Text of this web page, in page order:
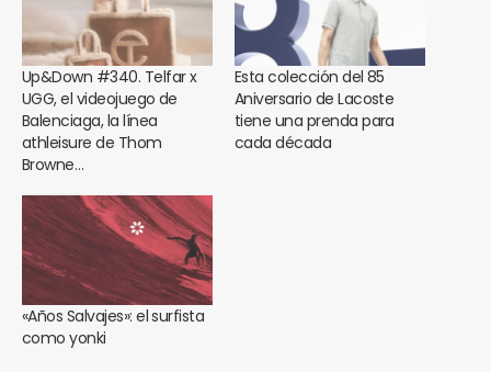
Up&Down #340. Telfar x
UGG, el videojuego de
Balenciaga, la línea
athleisure de Thom
Browne…
Esta colección del 85
Aniversario de Lacoste
tiene una prenda para
cada década
«Años Salvajes»: el surfista
como yonki